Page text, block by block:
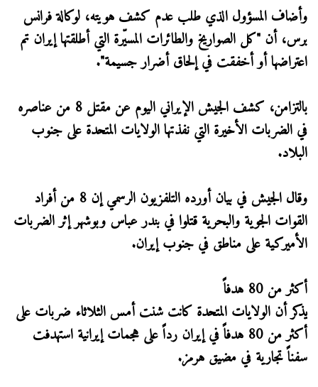
وأضاف المسؤول الذي طلب عدم كشف هويته، لوكالة فرانس
برس، أن "كل الصواريخ والطائرات المسيّرة التي أطلقتها إيران تم
اعتراضها أو أخفقت في إلحاق أضرار جسيمة".
بالتزامن، كشف الجيش الإيراني اليوم عن مقتل 8 من عناصره
في الضربات الأخيرة التي نفذتها الولايات المتحدة على جنوب
البلاد.
وقال الجيش في بيان أورده التلفزيون الرسمي إن 8 من أفراد
القوات الجوية والبحرية قتلوا في بندر عباس وبوشهر إثر الضربات
الأميركية على مناطق في جنوب إيران.
أكثر من 80 هدفاً
يذكر أن الولايات المتحدة كانت شنت أمس الثلاثاء ضربات على
أكثر من 80 هدفاً في إيران رداً على هجمات إيرانية استهدفت
سفناً تجارية في مضيق هرمز.